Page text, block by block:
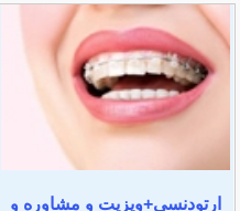
ارتودنسی+ویزیت و مشاوره و